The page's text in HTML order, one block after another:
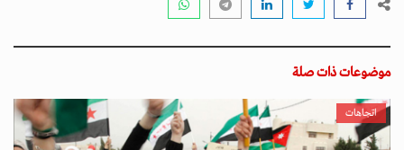
موضوعات ذات صلة
اتجاهات